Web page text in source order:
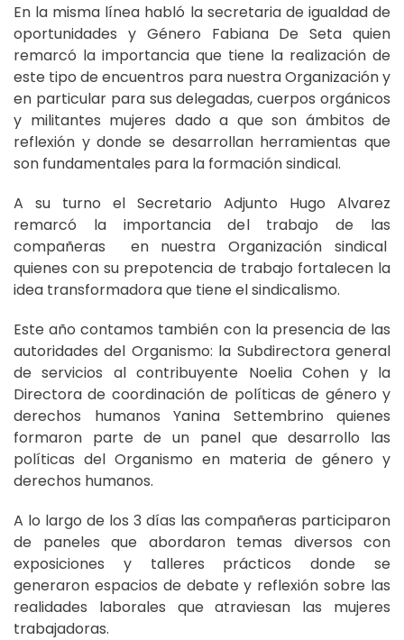
En la misma línea habló la secretaria de igualdad de
oportunidades y Género Fabiana De Seta quien
remarcó la importancia que tiene la realización de
este tipo de encuentros para nuestra Organización y
en particular para sus delegadas, cuerpos orgánicos
y militantes mujeres dado a que son ámbitos de
reflexión y donde se desarrollan herramientas que
son fundamentales para la formación sindical.
A su turno el Secretario Adjunto Hugo Alvarez
remarcó la importancia del trabajo de las
compañeras en nuestra Organización sindical
quienes con su prepotencia de trabajo fortalecen la
idea transformadora que tiene el sindicalismo.
Este año contamos también con la presencia de las
autoridades del Organismo: la Subdirectora general
de servicios al contribuyente Noelia Cohen y la
Directora de coordinación de políticas de género y
derechos humanos Yanina Settembrino quienes
formaron parte de un panel que desarrollo las
políticas del Organismo en materia de género y
derechos humanos.
A lo largo de los 3 días las compañeras participaron
de paneles que abordaron temas diversos con
exposiciones y talleres prácticos donde se
generaron espacios de debate y reflexión sobre las
realidades laborales que atraviesan las mujeres
trabajadoras.